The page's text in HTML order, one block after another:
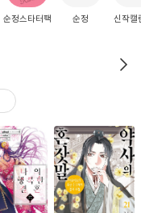
순정스타터팩 순정 신작캘